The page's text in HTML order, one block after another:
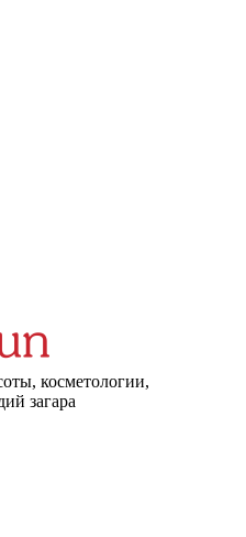
косметологии,
загара